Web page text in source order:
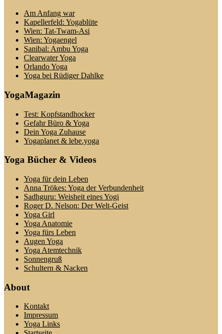
Am Anfang war
Kapellerfeld: Yogablüte
Wien: Tat-Twam-Asi
Wien: Yogaengel
Sanibal: Ambu Yoga
Clearwater Yoga
Orlando Yoga
Yoga bei Rüdiger Dahlke
YogaMagazin
Test: Kopfstandhocker
Gefahr Büro & Yoga
Dein Yoga Zuhause
Yogaplanet & lebe.yoga
Yoga Bücher & Videos
Yoga für dein Leben
Anna Trökes: Yoga der Verbundenheit
Sadhguru: Weisheit eines Yogi
Roger D. Nelson: Der Welt-Geist
Yoga Girl
Yoga Anatomie
Yoga fürs Leben
Augen Yoga
Yoga Atemtechnik
Sonnengruß
Schultern & Nacken
About
Kontakt
Impressum
Yoga Links